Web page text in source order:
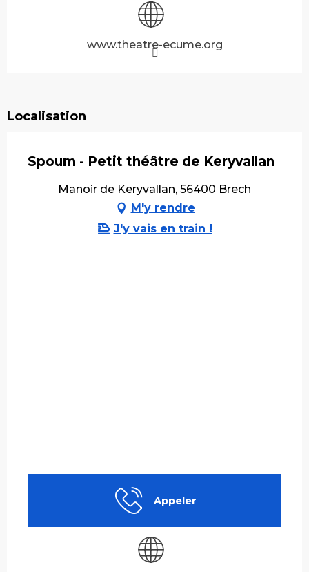
www.theatre-ecume.org
Localisation
Spoum - Petit théâtre de Keryvallan
Manoir de Keryvallan, 56400 Brech
M'y rendre
J'y vais en train !
Appeler